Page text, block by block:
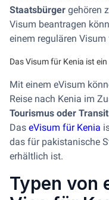
Staatsbürger gehören
Visum beantragen
einem regulären Visum
Das Visum für Kenia ist
Mit einem eVisum
Reise nach Kenia im
Tourismus oder Transit
Das eVisum für Kenia
das für pakistanische
erhältlich ist.
Typen von